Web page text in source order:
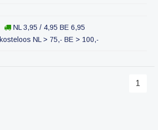
NL 3,95 / 4,95 BE 6,95
kosteloos NL > 75,- BE > 100,-
1